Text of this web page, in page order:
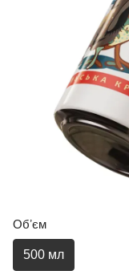
Обʼєм
500 мл